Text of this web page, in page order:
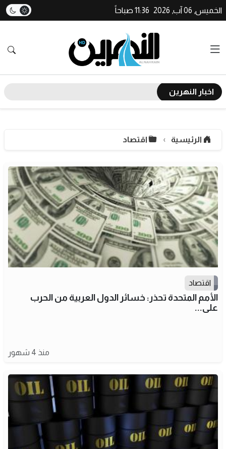
الخميس, 06 آب, 2026 11:36 صباحاً
اخبار النهرين
الرئيسية اقتصاد
اقتصاد
الأمم المتحدة تحذر: خسائر الدول العربية من الحرب
على...
منذ 4 شهور